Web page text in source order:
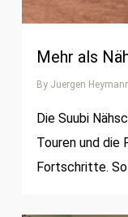
Mehr als
By Juergen
Die Suubi
Touren und die
Fortschritte. So